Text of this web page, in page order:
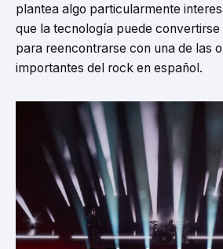
plantea algo particularmente
que la tecnología puede
para reencontrarse con una de las
importantes del rock en español.